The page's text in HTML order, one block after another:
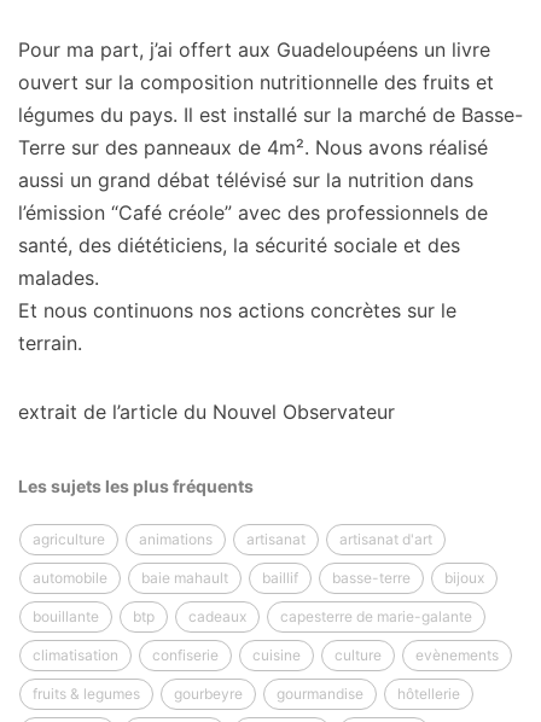
Pour ma part, j’ai offert aux Guadeloupéens un livre
ouvert sur la composition nutritionnelle des fruits et
légumes du pays. Il est installé sur la marché de Basse-
Terre sur des panneaux de 4m². Nous avons réalisé
aussi un grand débat télévisé sur la nutrition dans
l’émission “Café créole” avec des professionnels de
santé, des diététiciens, la sécurité sociale et des
malades.
Et nous continuons nos actions concrètes sur le
terrain.
extrait de l’article du Nouvel Observateur
Les sujets les plus fréquents
agriculture animations artisanat artisanat d'art
automobile baie mahault baillif basse-terre bijoux
bouillante btp cadeaux capesterre de marie-galante
climatisation confiserie cuisine culture evènements
fruits & legumes gourbeyre gourmandise hôtellerie